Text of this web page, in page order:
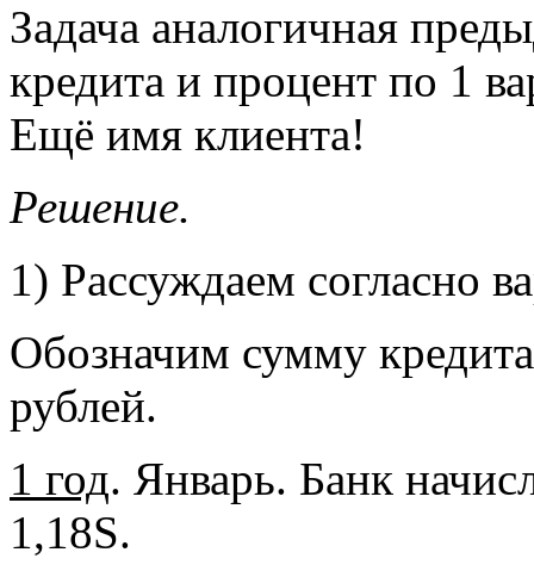
Задача аналогичная
кредита и процент по 1
Ещё имя клиента!
Решение.
1) Рассуждаем согласно
Обозначим сумму
рублей.
1 год. Январь. Банк
1,18S.